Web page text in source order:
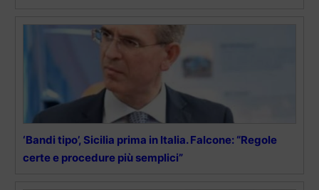
‘Bandi tipo’, Sicilia prima in Italia. Falcone: “Regole
certe e procedure più semplici”